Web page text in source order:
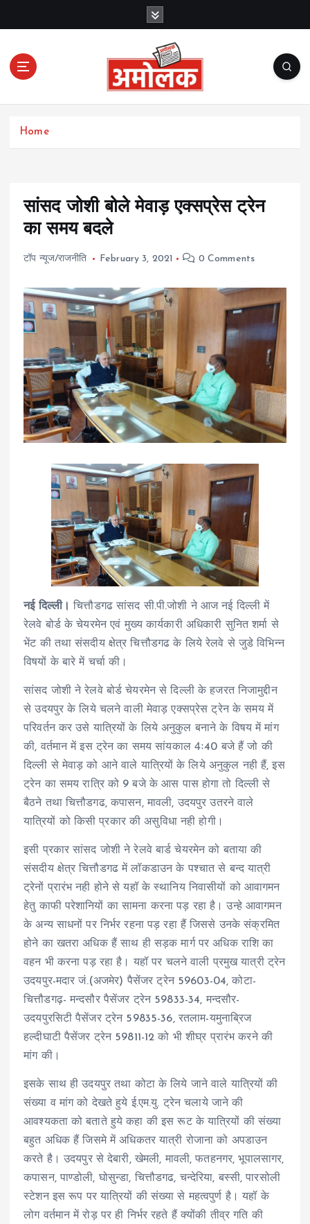
c
Amolak News
Home
सांसद जोशी बोले मेवाड़ एक्सप्रेस ट्रेन
का समय बदले
टॉप न्यूज/राजनीति February 3, 2021 0 Comments
नई दिल्ली।चित्तौडगढ सांसद सी.पी.जोशी ने आज नई दिल्ली में
रेलवे बोर्ड के चेयरमेन एवं मुख्य कार्यकारी अधिकारी सुनित शर्मा से
भेंट की तथा संसदीय क्षेत्र चित्तौडगढ के लिये रेलवे से जुडे विभिन्न
विषयों के बारे में चर्चा की।
सांसद जोशी ने रेलवे बोर्ड चेयरमेन से दिल्ली के हजरत निजामुद्दीन
से उदयपुर के लिये चलने वाली मेवाड़ एक्सप्रेस ट्रेन के समय में
परिवर्तन कर उसे यात्रियों के लिये अनुकुल बनाने के विषय में मांग
की, वर्तमान में इस ट्रेन का समय सांयकाल 4ः40 बजे हैं जो की
दिल्ली से मेवाड़ को आने वाले यात्रियों के लिये अनुकुल नही हैं, इस
ट्रेन का समय रात्रि को 9 बजे के आस पास होगा तो दिल्ली से
बैठने तथा चित्तौडगढ, कपासन, मावली, उदयपुर उतरने वाले
यात्रियों को किसी प्रकार की असुविधा नही होगी।
इसी प्रकार सांसद जोशी ने रेलवे बार्ड चेयरमेन को बताया की
संसदीय क्षेत्र चित्तौडगढ में लॉकडाउन के पश्चात से बन्द यात्री
ट्रेनों प्रारंभ नही होने से यहॉ के स्थानिय निवासीयों को आवागमन
हेतु काफी परेशानियों का सामना करना पड़ रहा है। उन्हे आवागमन
के अन्य साधनों पर निर्भर रहना पड़ रहा हैं जिससे उनके संक्रमित
होने का खतरा अधिक हैं साथ ही सड़क मार्ग पर अधिक राशि का
वहन भी करना पड़ रहा है। यहॉ पर चलने वाली प्रमुख यात्री ट्रेन
उदयपुर-मदार जं.(अजमेर) पैसेंजर ट्रेन 59603-04, कोटा-
चित्तौडगढ़- मन्दसौर पैसेंजर ट्रेन 59833-34, मन्दसौर-
उदयपुरसिटी पैसेंजर ट्रेन 59835-36, रतलाम-यमुनाब्रिज
हल्दीघाटी पैसेंजर ट्रेन 59811-12 को भी शीघ्र प्रारंभ करने की
मांग की।
इसके साथ ही उदयपुर तथा कोटा के लिये जाने वाले यात्रियों की
संख्या व मांग को देखते हुये ई.एम.यु. ट्रेन चलाये जाने की
आवश्यकता को बताते हुये कहा की इस रूट के यात्रियों की संख्या
बहुत अधिक हैं जिसमे में अधिकतर यात्री रोजाना को अपडाउन
करते है। उदयपुर से देबारी, खेमली, मावली, फतहनगर, भूपालसागर,
कपासन, पाण्डोली, घोसुन्डा, चित्तौडगढ, चन्देरिया, बस्सी, पारसोली
स्टेशन इस रूप पर यात्रियों की संख्या से महत्वपुर्ण है। यहॉ के
लोग वर्तमान में रोड़ पर ही निर्भर रहते हैं क्योंकी तीव्र गति की